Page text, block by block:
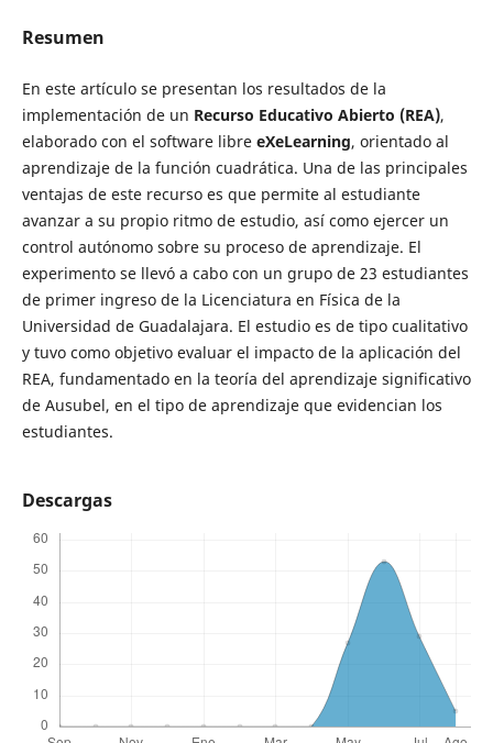
Resumen
En este artículo se presentan los resultados de la
implementación de un Recurso Educativo Abierto (REA),
elaborado con el software libre eXeLearning, orientado al
aprendizaje de la función cuadrática. Una de las principales
ventajas de este recurso es que permite al estudiante
avanzar a su propio ritmo de estudio, así como ejercer un
control autónomo sobre su proceso de aprendizaje. El
experimento se llevó a cabo con un grupo de 23 estudiantes
de primer ingreso de la Licenciatura en Física de la
Universidad de Guadalajara. El estudio es de tipo cualitativo
y tuvo como objetivo evaluar el impacto de la aplicación del
REA, fundamentado en la teoría del aprendizaje significativo
de Ausubel, en el tipo de aprendizaje que evidencian los
estudiantes.
Descargas